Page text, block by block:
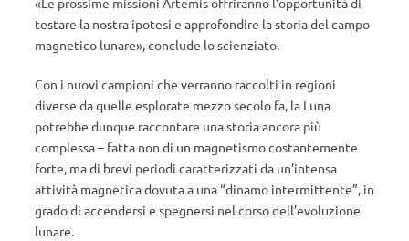
testare la nostra ipotesi e approfondire la storia del campo
magnetico lunare», conclude lo scienziato.
Con i nuovi campioni che verranno raccolti in regioni
diverse da quelle esplorate mezzo secolo fa, la Luna
potrebbe dunque raccontare una storia ancora più
complessa – fatta non di un magnetismo costantemente
forte, ma di brevi periodi caratterizzati da un’intensa
attività magnetica dovuta a una “dinamo intermittente”, in
grado di accendersi e spegnersi nel corso dell’evoluzione
lunare.